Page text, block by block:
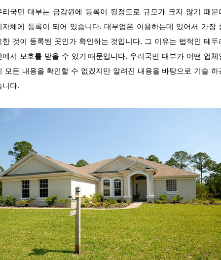
리국민 대부는 금감원에 등록이 될정도로 규모가 크지 않기 때문
자체에 등록이 되어 있습니다. 대부업은 이용하는데 있어서 가장
한 것이 등록된 곳인가 확인하는 것입니다. 그 이유는 법적인 테두
에서 보호를 받을 수 있기 때문입니다. 우리국민 대부가 어떤 업체
모든 내용을 확인할 수 없겠지만 알려진 내용을 바탕으로 기술 하
니다.